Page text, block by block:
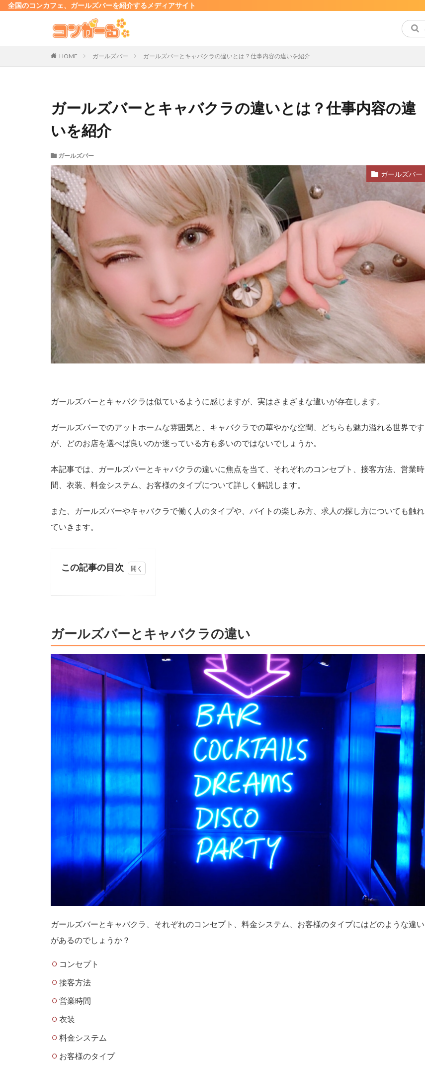
全国のコンカフェ、ガールズバーを紹介するメディアサイト
HOME ガールズバー ガールズバーとキャバクラの違いとは？仕事内容の違いを紹介
ガールズバーとキャバクラの違いとは？仕事内容の違
いを紹介
ガールズバー
ガールズバー
ガールズバーとキャバクラは似ているように感じますが、実はさまざまな違いが存在します。
ガールズバーでのアットホームな雰囲気と、キャバクラでの華やかな空間、どちらも魅力溢れる世界です
が、どのお店を選べば良いのか迷っている方も多いのではないでしょうか。
本記事では、ガールズバーとキャバクラの違いに焦点を当て、それぞれのコンセプト、接客方法、営業時
間、衣装、料金システム、お客様のタイプについて詳しく解説します。
また、ガールズバーやキャバクラで働く人のタイプや、バイトの楽しみ方、求人の探し方についても触れ
ていきます。
バ
ー
と
キ
バ
ク
ラ
い
ン
プ
ト
客
方
法
間
装
料
金
ス
ム
ガールズバーとキャバクラの違い
ガールズバーとキャバクラ、それぞれのコンセプト、料金システム、お客様のタイプにはどのような違い
があるのでしょうか？
コンセプト
接客方法
営業時間
衣装
料金システム
お客様のタイプ